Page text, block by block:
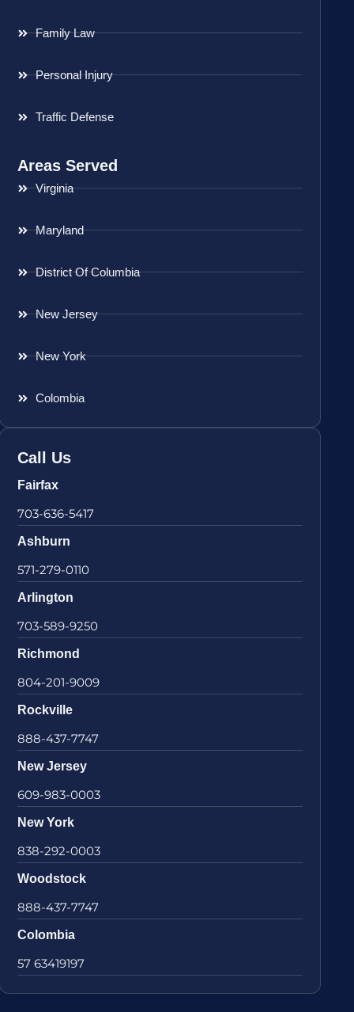
Family Law
Personal Injury
Traffic Defense
Areas Served
Virginia
Maryland
District Of Columbia
New Jersey
New York
Colombia
Call Us
Fairfax
703-636-5417
Ashburn
571-279-0110
Arlington
703-589-9250
Richmond
804-201-9009
Rockville
888-437-7747
New Jersey
609-983-0003
New York
838-292-0003
Woodstock
888-437-7747
Colombia
57 63419197